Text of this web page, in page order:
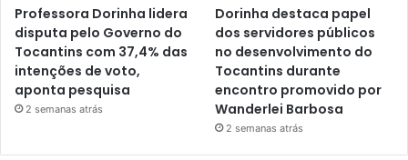
Professora Dorinha lidera
disputa pelo Governo do
Tocantins com 37,4% das
intenções de voto,
aponta pesquisa
2 semanas atrás
Dorinha destaca papel
dos servidores públicos
no desenvolvimento do
Tocantins durante
encontro promovido por
Wanderlei Barbosa
2 semanas atrás